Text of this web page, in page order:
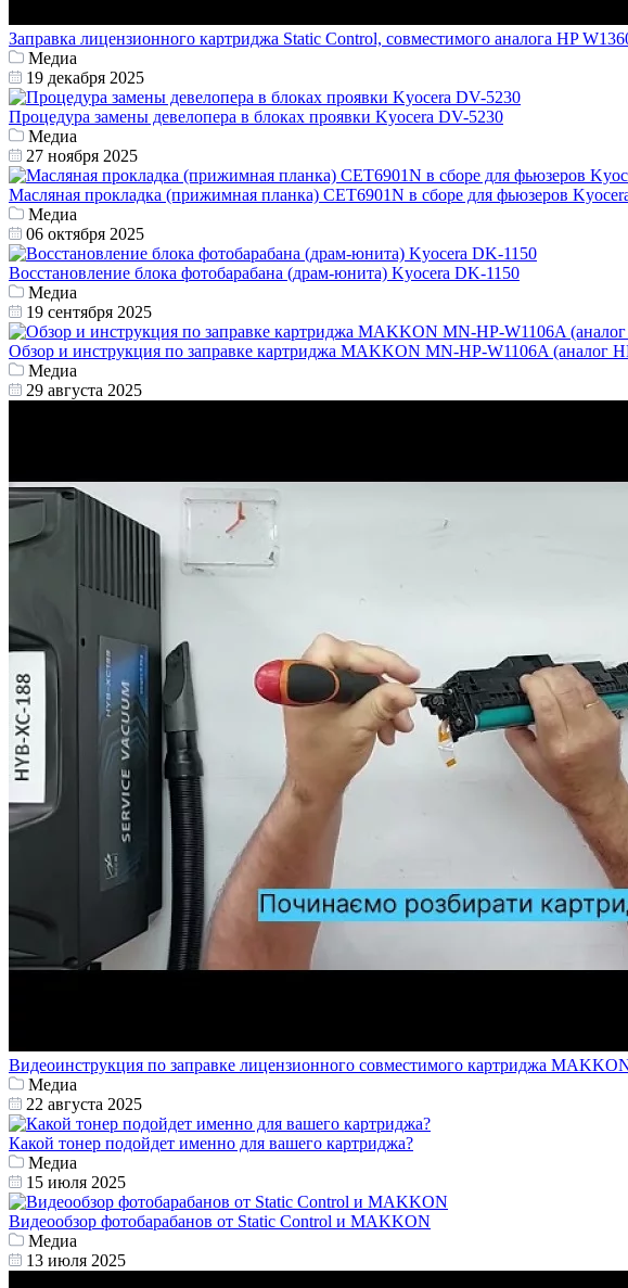
Заправка лицензионного картриджа Static Control, совместимого аналога HP
Медиа
19 декабря 2025
Процедура замены девелопера в блоках проявки Kyocera DV-5230
Медиа
27 ноября 2025
Масляная прокладка (прижимная планка) СЕТ6901N в сборе для фьюзеров
Медиа
06 октября 2025
Восстановление блока фотобарабана (драм-юнита) Kyocera DK-1150
Медиа
19 сентября 2025
Обзор и инструкция по заправке картриджа MAKKON MN-HP-W1106A (аналог
Медиа
29 августа 2025
Видеоинструкция по заправке лицензионного совместимого картриджа
Медиа
22 августа 2025
Какой тонер подойдет именно для вашего картриджа?
Медиа
15 июля 2025
Видеообзор фотобарабанов от Static Control и MAKKON
Медиа
13 июля 2025